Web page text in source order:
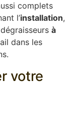
complets
l’installation,
à
dans les
votre